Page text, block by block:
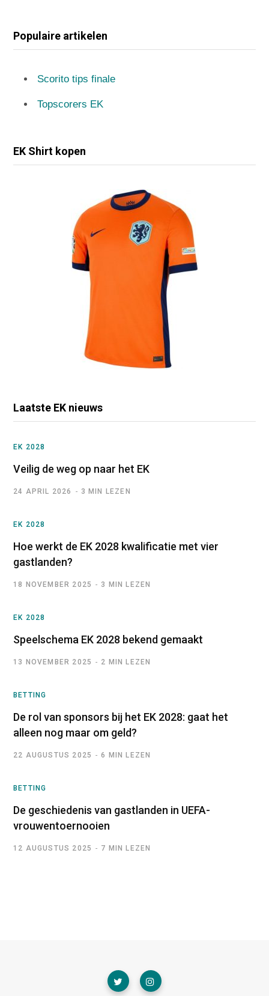
Populaire artikelen
Scorito tips finale
Topscorers EK
EK Shirt kopen
Laatste EK nieuws
EK 2028
Veilig de weg op naar het EK
24 APRIL 2026 3 MIN LEZEN
EK 2028
Hoe werkt de EK 2028 kwalificatie met vier
gastlanden?
18 NOVEMBER 2025 3 MIN LEZEN
EK 2028
Speelschema EK 2028 bekend gemaakt
13 NOVEMBER 2025 2 MIN LEZEN
BETTING
De rol van sponsors bij het EK 2028: gaat het
alleen nog maar om geld?
22 AUGUSTUS 2025 6 MIN LEZEN
BETTING
De geschiedenis van gastlanden in UEFA-
vrouwentoernooien
12 AUGUSTUS 2025 7 MIN LEZEN